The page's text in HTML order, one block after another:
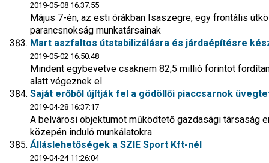
2019-05-08 16:37:55
Május 7-én, az esti órákban Isaszegre, egy frontális
parancsnokság munkatársainak
Mart aszfaltos útstabilizálásra és járdaépítésre
2019-05-02 16:50:48
Mindent egybevetve csaknem 82,5 millió forintot
alatt végeznek el
Saját erőből újítják fel a gödöllői piaccsarnok
2019-04-28 16:37:17
A belvárosi objektumot működtető gazdasági társaság
közepén induló munkálatokra
Álláslehetőségek a SZIE Sport Kft-nél
2019-04-24 11:26:04